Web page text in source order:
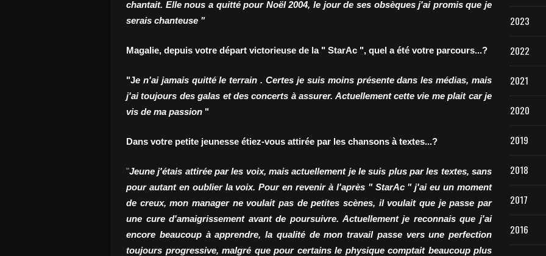
chantait. Elle nous a quitté pour Noël 2004, le jour de ses obsèques j'ai promis que je
serais chanteuse "
Magalie, depuis votre départ victorieuse de la " StarAc ", quel a été votre parcours...?
"Je n'ai jamais quitté le terrain . Certes je suis moins présente dans les médias, mais
j'ai toujours des galas et des concerts à assurer. Actuellement cette vie me plait car je
vis de ma passion "
Dans votre petite jeunesse étiez-vous attirée par les chansons à textes...?
"Jeune j'étais attirée par les voix, mais actuellement je le suis plus par les textes, sans
pour autant en oublier la voix. Pour en revenir à l'après " StarAc " j'ai eu un moment
de creux, mon manager ne voulait pas de petites scènes, il voulait que je passe par
une cure d'amaigrissement avant de poursuivre. Actuellement je reconnais que j'ai
encore beaucoup à apprendre, la qualité de mon travail passe vers une perfection
toujours progressive, malgré que pour certains le physique comptait beaucoup plus
2023
2022
2021
2020
2019
2018
2017
2016